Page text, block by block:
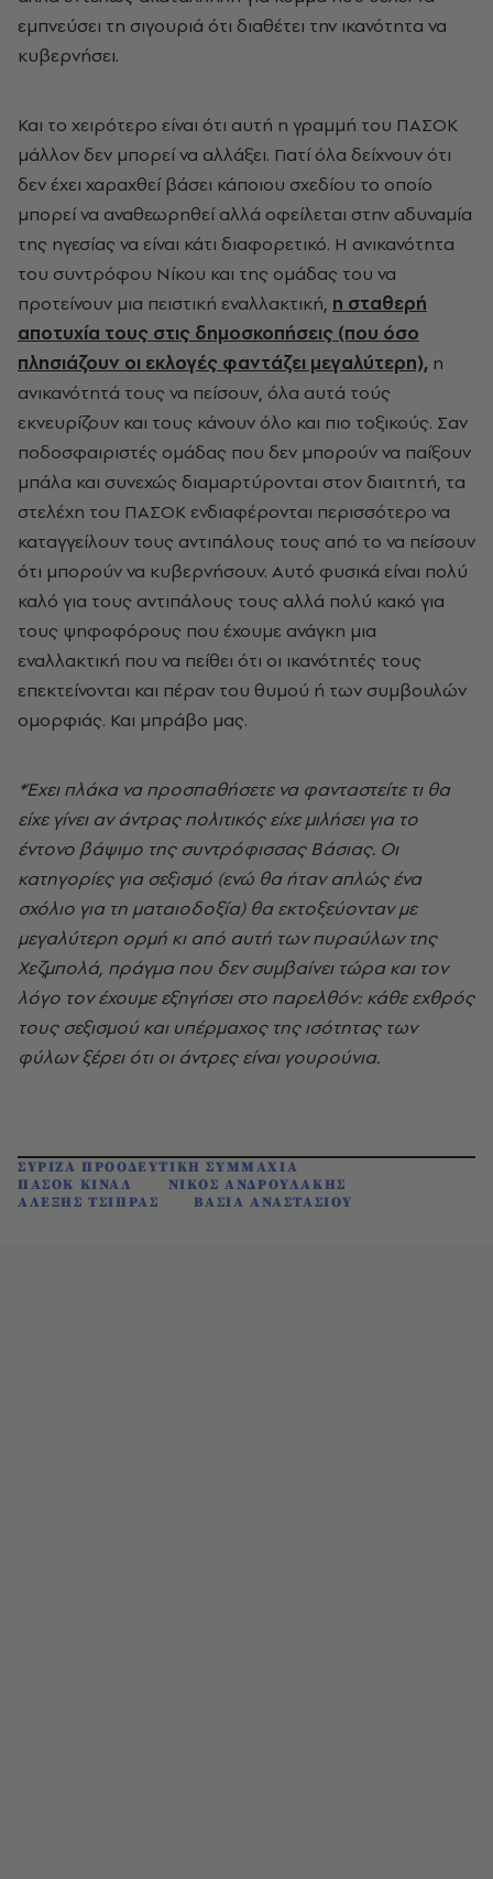
εμπνεύσει τη σιγουριά ότι διαθέτει την ικανότητα να
κυβερνήσει.
Και το χειρότερο είναι ότι αυτή η γραμμή του ΠΑΣΟΚ
μάλλον δεν μπορεί να αλλάξει. Γιατί όλα δείχνουν ότι
δεν έχει χαραχθεί βάσει κάποιου σχεδίου το οποίο
μπορεί να αναθεωρηθεί αλλά οφείλεται στην αδυναμία
της ηγεσίας να είναι κάτι διαφορετικό. Η ανικανότητα
του συντρόφου Νίκου και της ομάδας του να
προτείνουν μια πειστική εναλλακτική, η σταθερή
αποτυχία τους στις δημοσκοπήσεις (που όσο
πλησιάζουν οι εκλογές φαντάζει μεγαλύτερη), η
ανικανότητά τους να πείσουν, όλα αυτά τούς
εκνευρίζουν και τους κάνουν όλο και πιο τοξικούς. Σαν
ποδοσφαιριστές ομάδας που δεν μπορούν να παίξουν
μπάλα και συνεχώς διαμαρτύρονται στον διαιτητή, τα
στελέχη του ΠΑΣΟΚ ενδιαφέρονται περισσότερο να
καταγγείλουν τους αντιπάλους τους από το να πείσουν
ότι μπορούν να κυβερνήσουν. Αυτό φυσικά είναι πολύ
καλό για τους αντιπάλους τους αλλά πολύ κακό για
τους ψηφοφόρους που έχουμε ανάγκη μια
εναλλακτική που να πείθει ότι οι ικανότητές τους
επεκτείνονται και πέραν του θυμού ή των συμβουλών
ομορφιάς. Και μπράβο μας.
*Έχει πλάκα να προσπαθήσετε να φανταστείτε τι θα
είχε γίνει αν άντρας πολιτικός είχε μιλήσει για το
έντονο βάψιμο της συντρόφισσας Βάσιας. Οι
κατηγορίες για σεξισμό (ενώ θα ήταν απλώς ένα
σχόλιο για τη ματαιοδοξία) θα εκτοξεύονταν με
μεγαλύτερη ορμή κι από αυτή των πυραύλων της
Χεζμπολά, πράγμα που δεν συμβαίνει τώρα και τον
λόγο τον έχουμε εξηγήσει στο παρελθόν: κάθε εχθρός
τους σεξισμού και υπέρμαχος της ισότητας των
φύλων ξέρει ότι οι άντρες είναι γουρούνια.
ΣΥΡΙΖΑ ΠΡΟΟΔΕΥΤΙΚΗ ΣΥΜΜΑΧΙΑ
ΠΑΣΟΚ ΚΙΝΑΛ
ΝΙΚΟΣ ΑΝΔΡΟΥΛΑΚΗΣ
ΑΛΕΞΗΣ ΤΣΙΠΡΑΣ
ΒΑΣΙΑ ΑΝΑΣΤΑΣΙΟΥ